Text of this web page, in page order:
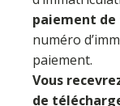
paiement
numéro
paiement.
Vous
de